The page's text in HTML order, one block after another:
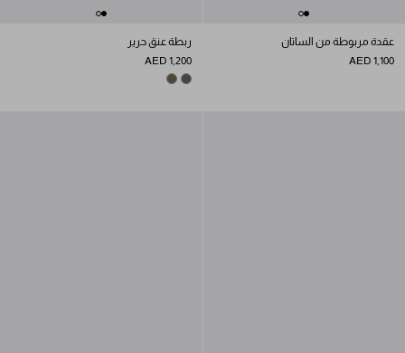
عقدة مربوطة من الساتان
AED 1,100
ربطة عنق حرير
AED 1,200
SMOKY GRAY
BARK BROWN